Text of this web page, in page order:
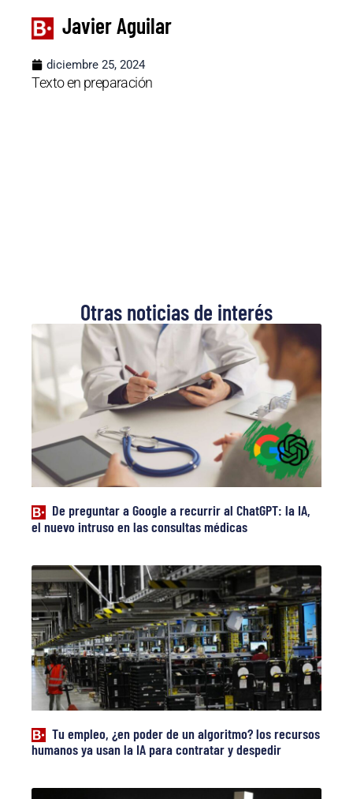
Javier Aguilar
diciembre 25, 2024
Texto en preparación
Otras noticias de interés
De preguntar a Google a recurrir al ChatGPT: la IA,
el nuevo intruso en las consultas médicas
Tu empleo, ¿en poder de un algoritmo? los recursos
humanos ya usan la IA para contratar y despedir